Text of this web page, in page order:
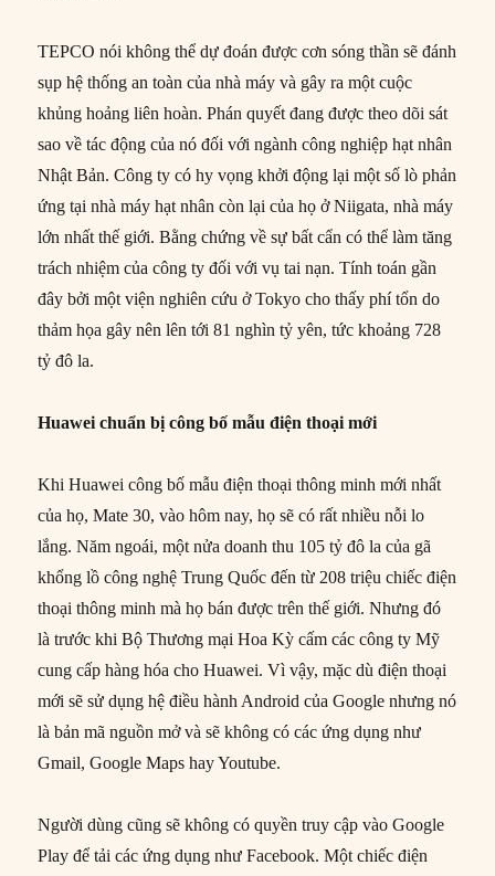
TEPCO nói không thể dự đoán được cơn sóng thần sẽ đánh
sụp hệ thống an toàn của nhà máy và gây ra một cuộc
khủng hoảng liên hoàn. Phán quyết đang được theo dõi sát
sao về tác động của nó đối với ngành công nghiệp hạt nhân
Nhật Bản. Công ty có hy vọng khởi động lại một số lò phản
ứng tại nhà máy hạt nhân còn lại của họ ở Niigata, nhà máy
lớn nhất thế giới. Bằng chứng về sự bất cẩn có thể làm tăng
trách nhiệm của công ty đối với vụ tai nạn. Tính toán gần
đây bởi một viện nghiên cứu ở Tokyo cho thấy phí tổn do
thảm họa gây nên lên tới 81 nghìn tỷ yên, tức khoảng 728
tỷ đô la.
Huawei chuẩn bị công bố mẫu điện thoại mới
Khi Huawei công bố mẫu điện thoại thông minh mới nhất
của họ, Mate 30, vào hôm nay, họ sẽ có rất nhiều nỗi lo
lắng. Năm ngoái, một nửa doanh thu 105 tỷ đô la của gã
khổng lồ công nghệ Trung Quốc đến từ 208 triệu chiếc điện
thoại thông minh mà họ bán được trên thế giới. Nhưng đó
là trước khi Bộ Thương mại Hoa Kỳ cấm các công ty Mỹ
cung cấp hàng hóa cho Huawei. Vì vậy, mặc dù điện thoại
mới sẽ sử dụng hệ điều hành Android của Google nhưng nó
là bản mã nguồn mở và sẽ không có các ứng dụng như
Gmail, Google Maps hay Youtube.
Người dùng cũng sẽ không có quyền truy cập vào Google
Play để tải các ứng dụng như Facebook. Một chiếc điện